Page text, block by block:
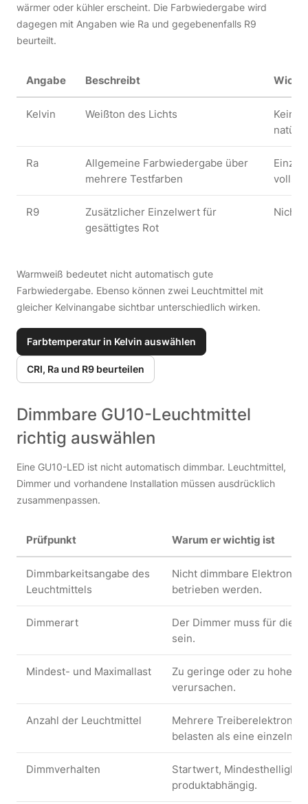
wärmer oder kühler erscheint. Die Farbwiedergabe wird
dagegen mit Angaben wie Ra und gegebenenfalls R9
beurteilt.
Angabe Beschreibt
Kelvin Weißton des Lichts
Keine
Ra
Allgemeine Farbwiedergabe über
mehrere Testfarben
R9
Zusätzlicher Einzelwert für
gesättigtes Rot
Nicht
Warmweiß bedeutet nicht automatisch gute
Farbwiedergabe. Ebenso können zwei Leuchtmittel mit
gleicher Kelvinangabe sichtbar unterschiedlich wirken.
Farbtemperatur in Kelvin auswählen
CRI, Ra und R9 beurteilen
Dimmbare GU10-Leuchtmittel
richtig auswählen
Eine GU10-LED ist nicht automatisch dimmbar. Leuchtmittel,
Dimmer und vorhandene Installation müssen ausdrücklich
zusammenpassen.
Prüfpunkt Warum er wichtig ist
Dimmbarkeitsangabe des
Leuchtmittels
Nicht dimmbare Elektronik
betrieben werden.
Dimmerart
Der Dimmer muss für die
sein.
Mindest- und Maximallast
Zu geringe oder zu hohe
verursachen.
Anzahl der Leuchtmittel
Mehrere
belasten als eine einzelne
Dimmverhalten
Startwert,
produktabhängig.